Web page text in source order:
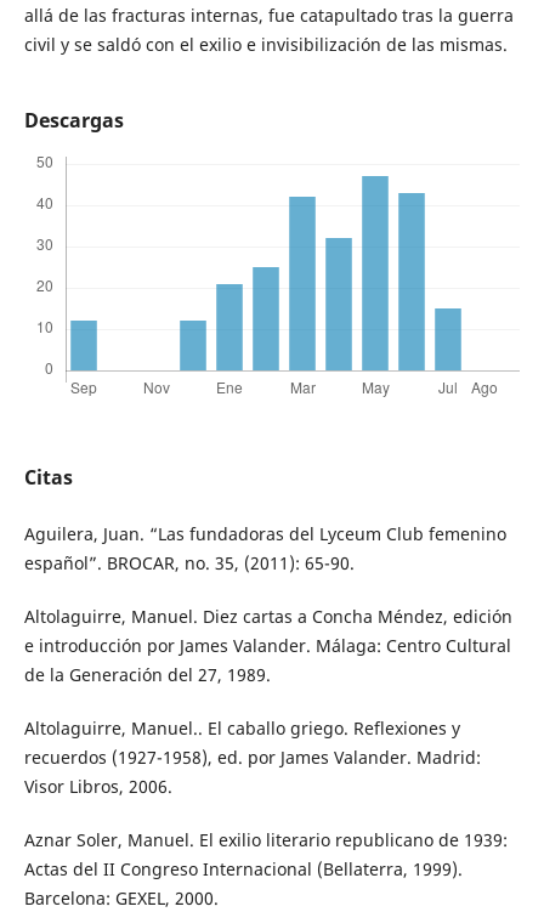
allá de las fracturas internas, fue catapultado tras la guerra
civil y se saldó con el exilio e invisibilización de las mismas.
Descargas
Citas
Aguilera, Juan. “Las fundadoras del Lyceum Club femenino
español”. BROCAR, no. 35, (2011): 65-90.
Altolaguirre, Manuel. Diez cartas a Concha Méndez, edición
e introducción por James Valander. Málaga: Centro Cultural
de la Generación del 27, 1989.
Altolaguirre, Manuel.. El caballo griego. Reflexiones y
recuerdos (1927-1958), ed. por James Valander. Madrid:
Visor Libros, 2006.
Aznar Soler, Manuel. El exilio literario republicano de 1939:
Actas del II Congreso Internacional (Bellaterra, 1999).
Barcelona: GEXEL, 2000.